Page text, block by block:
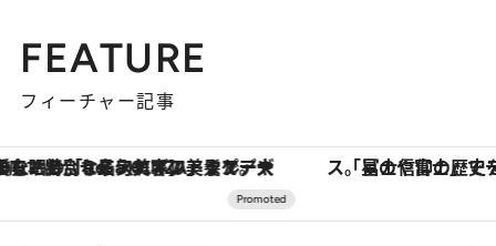
FEATURE
フィーチャー記事
「星のや富士」でデジタルデトックス。冨士信仰の歴史を辿り、心身を調える。 ヴァシュロン・コンスタンタ